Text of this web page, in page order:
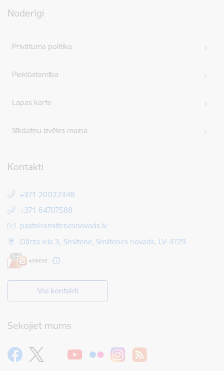
Noderīgi
Privātuma politika
Piekļūstamība
Lapas karte
Sīkdatņu izvēles maiņa
Kontakti
+371 20022348
+371 64707588
E-pasts:
pasts@smiltenesnovads.lv
Dārza iela 3, Smiltene, Smiltenes novads, LV-4729
Visi kontakti
Sekojiet mums